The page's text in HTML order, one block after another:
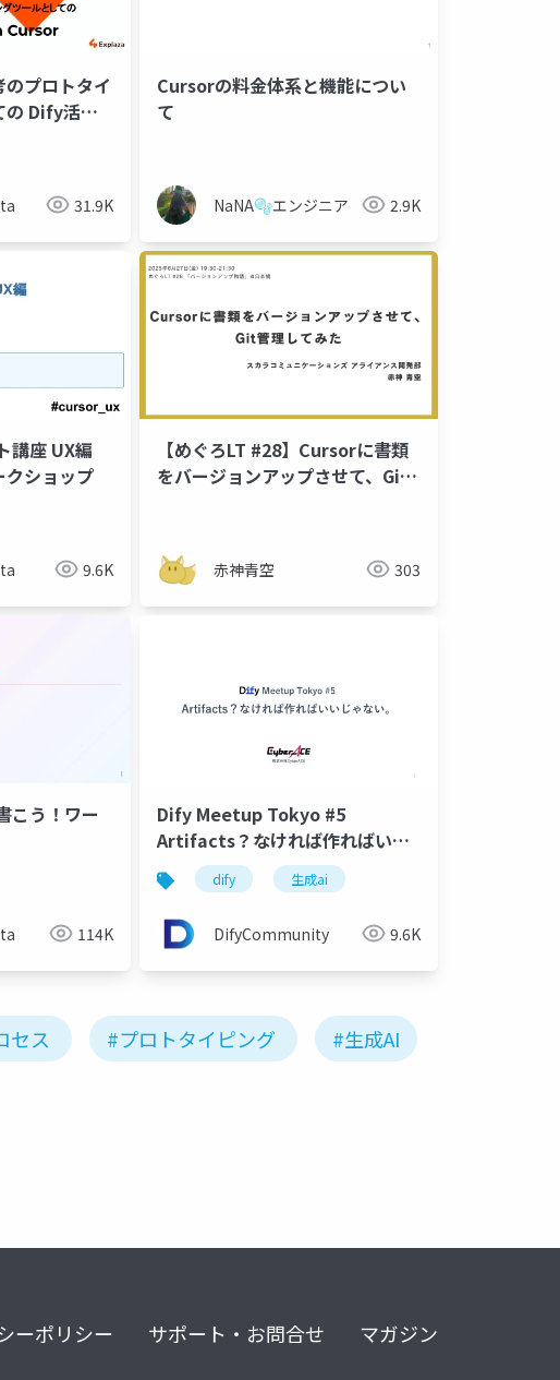
プロトタイ
の Dify活用
31.9K
Cursorの料金体系と機能につい
て
NaNA🫧エンジニア 2.9K
講座 UX編
クショップ
9.6K
【めぐろLT #28】Cursorに書類
をバージョンアップさせて、Git
赤神青空 303
こう！ワー
114K
Dify Meetup Tokyo #5
Artifacts？なければ作ればいい
じゃない
dify 生成ai
DifyCommunity 9.6K
セス #プロトタイピング #生成AI
ーポリシー サポート・お問合せ マガジン